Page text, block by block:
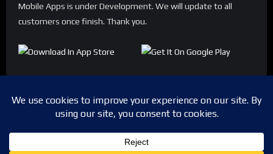
Mobile Apps is under Development. We will update to all
customers once finish. Thank you.
Copyright © 2024 Shwesapi